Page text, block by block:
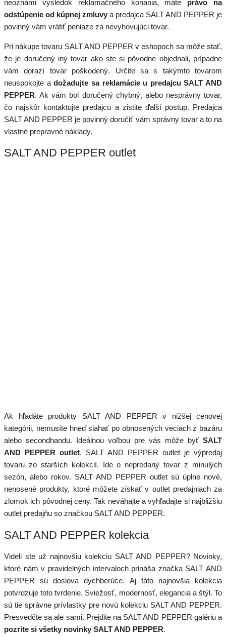
neoznámi výsledok reklamačného konania, máte právo na
odstúpenie od kúpnej zmluvy a predajca SALT AND PEPPER je
povinný vám vrátiť peniaze za nevyhovujúci tovar.
Pri nákupe tovaru SALT AND PEPPER v eshopoch sa môže stať,
že je doručený iný tovar ako ste si pôvodne objednali, prípadne
vám dorazí tovar poškodený. Určite sa s takýmto tovarom
neuspokojte adožadujte sa reklamácie u predajcu SALT AND
PEPPER. Ak vám bol doručený chybný, alebo nesprávny tovar,
čo najskôr kontaktujte predajcu a zistite ďalší postup. Predajca
SALT AND PEPPER je povinný doručiť vám správny tovar a to na
vlastné prepravné náklady.
SALT AND PEPPER outlet
Ak hľadáte produkty SALT AND PEPPER v nižšej cenovej
kategórii, nemusíte hneď siahať po obnosených veciach z bazáru
alebo secondhandu. Ideálnou voľbou pre vás môže byť SALT
AND PEPPER outlet. SALT AND PEPPER outlet je výpredaj
tovaru zo starších kolekcií. Ide o nepredaný tovar z minulých
sezón, alebo rokov. SALT AND PEPPER outlet sú úplne nové,
nenosené produkty, ktoré môžete získať v outlet predajniach za
zlomok ich pôvodnej ceny. Tak neváhajte a vyhľadajte si najbližšiu
outlet predajňu so značkou SALT AND PEPPER.
SALT AND PEPPER kolekcia
Videli ste už najnovšiu kolekciu SALT AND PEPPER? Novinky,
ktoré nám v pravidelných intervaloch prináša značka SALT AND
PEPPER sú doslova dychberúce. Aj táto najnovšia kolekcia
potvrdzuje toto tvrdenie. Sviežosť, modernosť, elegancia a štýl. To
sú tie správne prívlastky pre novú kolekciu SALT AND PEPPER.
Presvedčte sa ale sami. Prejdite na SALT AND PEPPER galériu a
pozrite si všetky novinky SALT AND PEPPER.